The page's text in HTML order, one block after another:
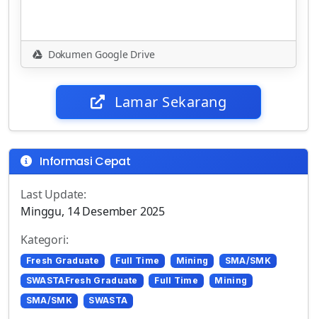
Dokumen Google Drive
Lamar Sekarang
Informasi Cepat
Last Update:
Minggu, 14 Desember 2025
Kategori:
Fresh Graduate Full Time Mining
SMA/SMK
SWASTAFresh Graduate
Full Time
Mining
SMA/SMK
SWASTA